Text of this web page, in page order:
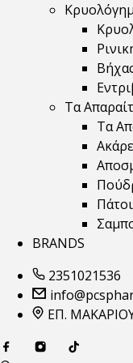
Τα
Τα
BRANDS
2351021536
ΕΠ.